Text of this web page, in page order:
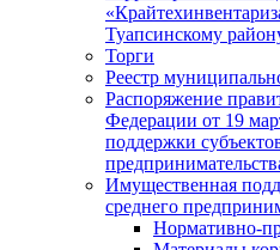
Туапсинскому
Торги
Реестр
Распоряжение
Федерации от 19
поддержки
Имущественная
среднего
Нормативно-